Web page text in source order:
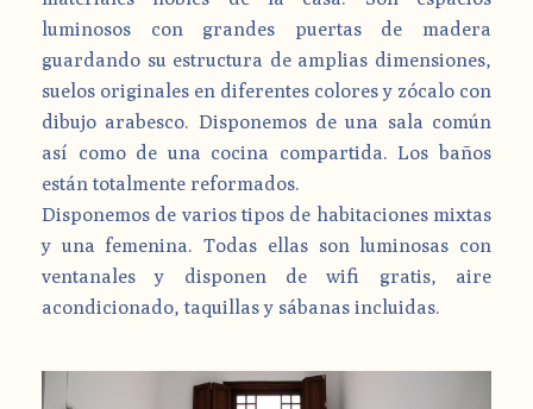
luminosos con grandes puertas de madera
guardando su estructura de amplias dimensiones,
suelos originales en diferentes colores y zócalo con
dibujo arabesco. Disponemos de una sala común
así como de una cocina compartida. Los baños
están totalmente reformados.
Disponemos de varios tipos de habitaciones mixtas
y una femenina. Todas ellas son luminosas con
ventanales y disponen de wifi gratis, aire
acondicionado, taquillas y sábanas incluidas.